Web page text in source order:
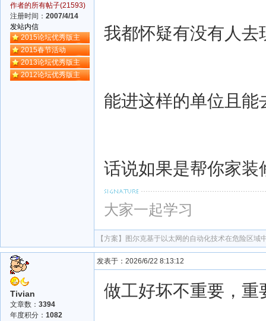
作者的所有帖子(21593)
注册时间： 2007/4/14
发站内信
2015论坛优秀版主
2015春节活动
2013论坛优秀版主
2012论坛优秀版主
我都怀疑有没有人
能进这样的单位且
话说如果是帮你家
大家一起学习
【方案】 图尔克基于以太网的自动化技术在危险区域
Tivian
文章数： 3394
年度积分： 1082
发表于：2026/6/22 8:13:12
做工好坏不重要，